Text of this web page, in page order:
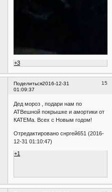
+3
Поделиться 15
2016-12-31
01:09:37
Дед мороз , подари нам по
АТВешной покрышке и амортики от
КАТЕМа. Всех с Новым годом!
Отредактировано снргей651 (2016-
12-31 01:10:47)
+1